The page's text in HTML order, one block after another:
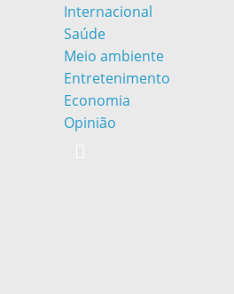
Internacional
Saúde
Meio ambiente
Entretenimento
Economia
Opinião